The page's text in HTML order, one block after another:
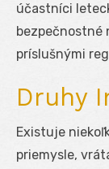
účastníci
bezpečnostné
príslušnými
Druhy
Existuje
priemysle,